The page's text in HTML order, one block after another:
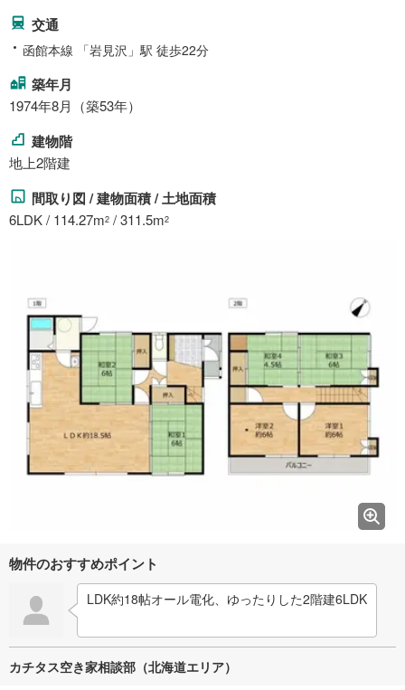
交通
函館本線 「岩見沢」駅 徒歩22分
築年月
1974年8月（築53年）
建物階
地上2階建
間取り図 / 建物面積 / 土地面積
6LDK / 114.27m2 / 311.5m2
物件のおすすめポイント
LDK約18帖オール電化、ゆったりした2階建6LDK
カチタス空き家相談部（北海道エリア）